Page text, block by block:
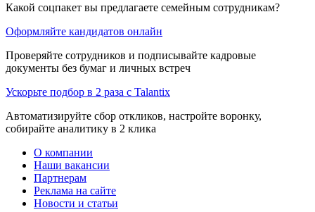
Какой соцпакет вы предлагаете семейным сотрудникам?
Оформляйте кандидатов онлайн
Проверяйте сотрудников и подписывайте кадровые
документы без бумаг и личных встреч
Ускорьте подбор в 2 раза с Talantix
Автоматизируйте сбор откликов, настройте воронку,
собирайте аналитику в 2 клика
О компании
Наши вакансии
Партнерам
Реклама на сайте
Новости и статьи